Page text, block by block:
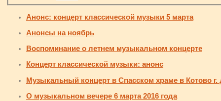
Анонс: концерт классической музыки 5 марта
Анонсы на ноябрь
Воспоминание о летнем музыкальном концерте
Концерт классической музыки: анонс
Музыкальный концерт в Спасском храме в Котово
О музыкальном вечере 6 марта 2016 года